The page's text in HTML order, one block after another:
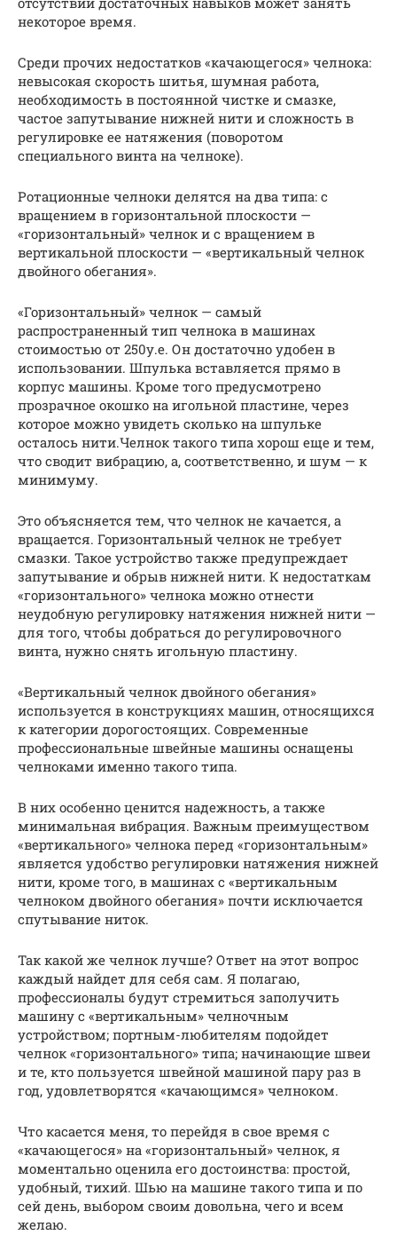
некоторое время.
Среди прочих недостатков «качающегося» челнока:
невысокая скорость шитья, шумная работа,
необходимость в постоянной чистке и смазке,
частое запутывание нижней нити и сложность в
регулировке ее натяжения (поворотом
специального винта на челноке).
Ротационные челноки делятся на два типа: с
вращением в горизонтальной плоскости —
«горизонтальный» челнок и с вращением в
вертикальной плоскости — «вертикальный челнок
двойного обегания».
«Горизонтальный» челнок — самый
распространенный тип челнока в машинах
стоимостью от 250у.е. Он достаточно удобен в
использовании. Шпулька вставляется прямо в
корпус машины. Кроме того предусмотрено
прозрачное окошко на игольной пластине, через
которое можно увидеть сколько на шпульке
осталось нити.Челнок такого типа хорош еще и тем,
что сводит вибрацию, а, соответственно, и шум — к
минимуму.
Это объясняется тем, что челнок не качается, а
вращается. Горизонтальный челнок не требует
смазки. Такое устройство также предупреждает
запутывание и обрыв нижней нити. К недостаткам
«горизонтального» челнока можно отнести
неудобную регулировку натяжения нижней нити —
для того, чтобы добраться до регулировочного
винта, нужно снять игольную пластину.
«Вертикальный челнок двойного обегания»
используется в конструкциях машин, относящихся
к категории дорогостоящих. Современные
профессиональные швейные машины оснащены
челноками именно такого типа.
В них особенно ценится надежность, а также
минимальная вибрация. Важным преимуществом
«вертикального» челнока перед «горизонтальным»
является удобство регулировки натяжения нижней
нити, кроме того, в машинах с «вертикальным
челноком двойного обегания» почти исключается
спутывание ниток.
Так какой же челнок лучше? Ответ на этот вопрос
каждый найдет для себя сам. Я полагаю,
профессионалы будут стремиться заполучить
машину с «вертикальным» челночным
устройством; портным-любителям подойдет
челнок «горизонтального» типа; начинающие швеи
и те, кто пользуется швейной машиной пару раз в
год, удовлетворятся «качающимся» челноком.
Что касается меня, то перейдя в свое время с
«качающегося» на «горизонтальный» челнок, я
моментально оценила его достоинства: простой,
удобный, тихий. Шью на машине такого типа и по
сей день, выбором своим довольна, чего и всем
желаю.